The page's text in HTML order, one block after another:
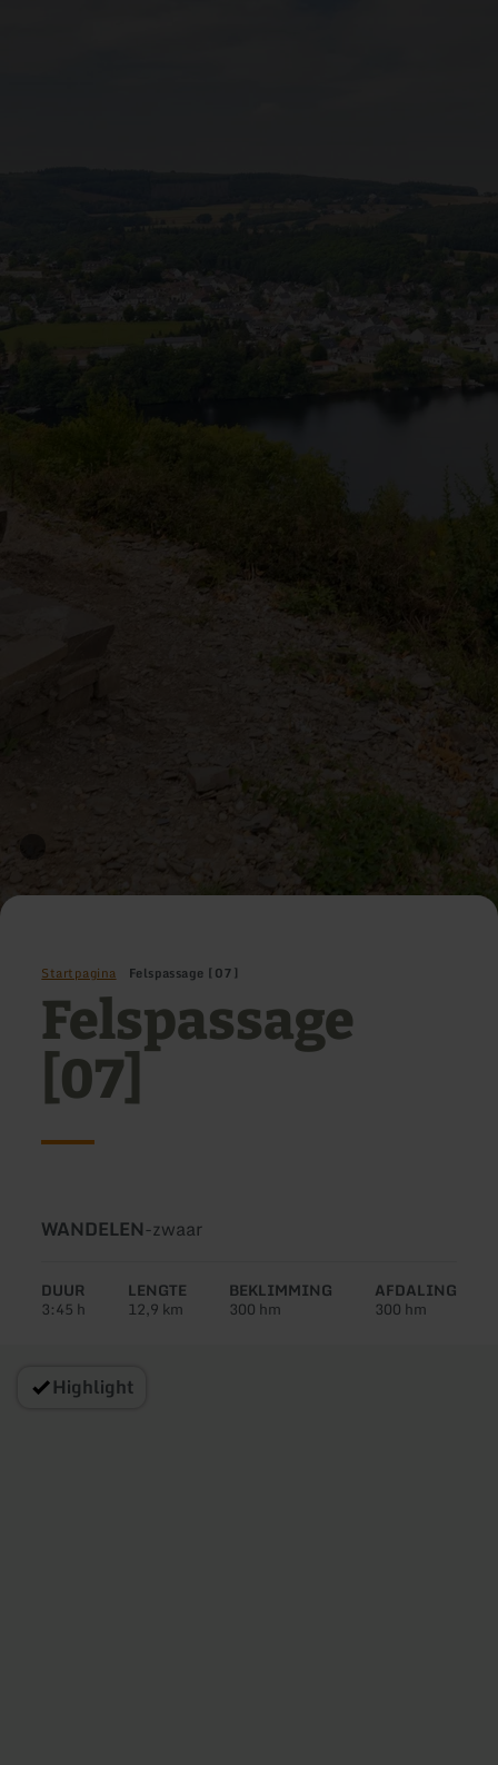
Startpagina Felspassage [07]
Felspassage
[07]
Soort
WANDELEN-Moeilijkheidsgraad:
zwaar
DUUR
3:45 h
LENGTE
12,9 km
BEKLIMMING
300 hm
AFDALING
300 hm
Highlight